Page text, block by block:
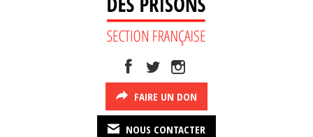
FAIRE UN DON
NOUS CONTACTER